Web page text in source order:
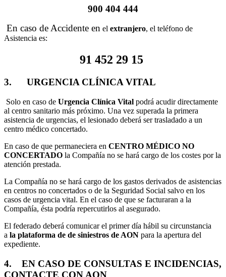
900 404 444
En caso de Accidente en el extranjero, el teléfono de
Asistencia es:
91 452 29 15
3. URGENCIA CLÍNICA VITAL
Solo en caso de Urgencia Clínica Vital podrá acudir directamente
al centro sanitario más próximo. Una vez superada la primera
asistencia de urgencias, el lesionado deberá ser trasladado a un
centro médico concertado.
En caso de que permaneciera en CENTRO MÉDICO NO
CONCERTADO la Compañía no se hará cargo de los costes por la
atención prestada.
La Compañía no se hará cargo de los gastos derivados de asistencias
en centros no concertados o de la Seguridad Social salvo en los
casos de urgencia vital. En el caso de que se facturaran a la
Compañía, ésta podría repercutirlos al asegurado.
El federado deberá comunicar el primer día hábil su circunstancia
a la plataforma de de siniestros de AON para la apertura del
expediente.
4. EN CASO DE CONSULTAS E INCIDENCIAS,
CONTACTE CON AON